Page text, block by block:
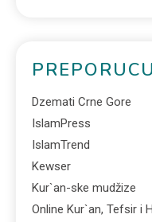
Dzemati Crne Gore
IslamPress
IslamTrend
Kewser
Kur`an-ske mudžize
Online Kur`an, Tefsir i